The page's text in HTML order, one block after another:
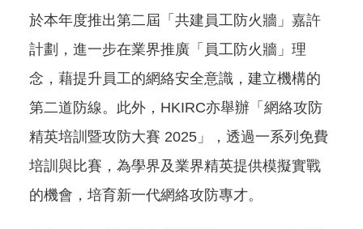
於本年度推出第二屆「共建員工防火牆」嘉許
計劃，進一步在業界推廣「員工防火牆」理
念，藉提升員工的網絡安全意識，建立機構的
第二道防線。此外，HKIRC亦舉辦「網絡攻防
精英培訓暨攻防大賽 2025」，透過一系列免費
培訓與比賽，為學界及業界精英提供模擬實戰
的機會，培育新一代網絡攻防專才。